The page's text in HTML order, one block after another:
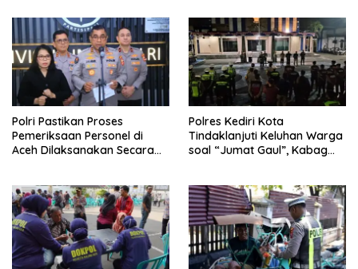
Polri Pastikan Proses
Pemeriksaan Personel di
Aceh Dilaksanakan Secara
Polres Kediri Kota
Tindaklanjuti Keluhan Warga
soal “Jumat Gaul”, Kabag
Ketenteraman Masyarakat